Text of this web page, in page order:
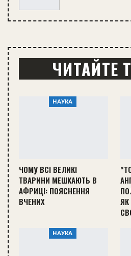
ЧИТАЙТЕ
НАУКА
ЧОМУ ВСІ ВЕЛИКІ
ТВАРИНИ МЕШКАЮТЬ В
АФРИЦІ: ПОЯСНЕННЯ
ВЧЕНИХ
ЯК
НАУКА